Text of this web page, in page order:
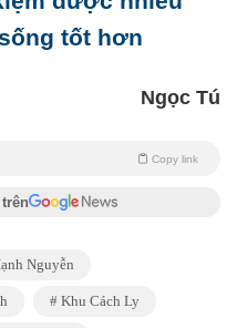
tốt hơn
Ngọc Tú
Copy link
Nguyễn
Khu Cách Ly